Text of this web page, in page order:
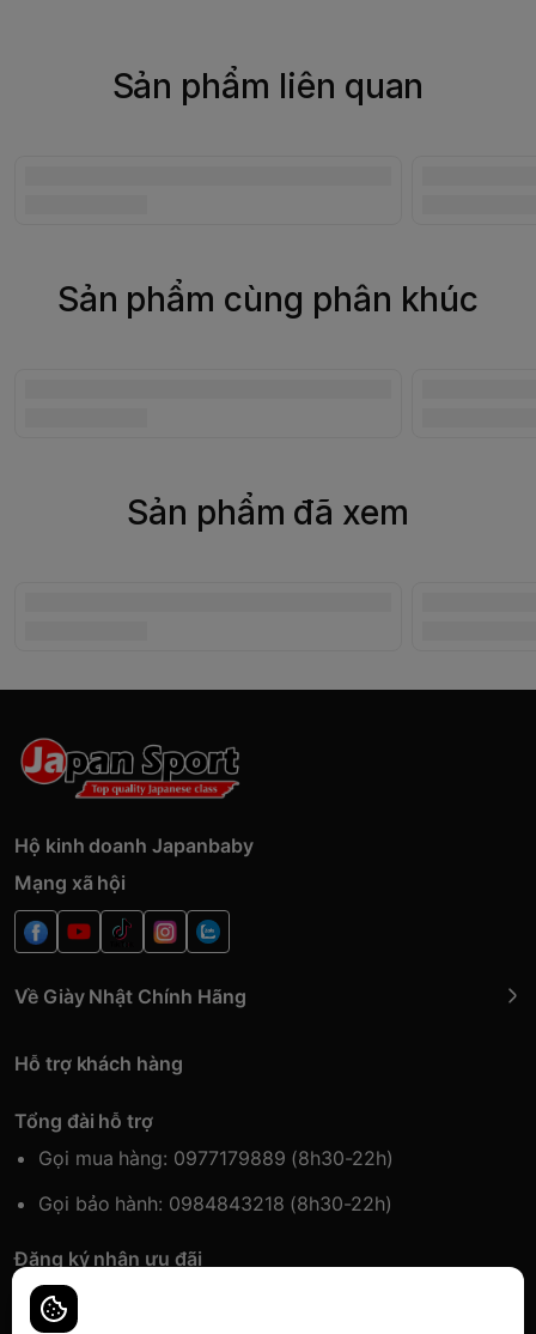
Sản phẩm liên quan
Sản phẩm cùng phân khúc
Sản phẩm đã xem
Hộ kinh doanh Japanbaby
Mạng xã hội
Về Giày Nhật Chính Hãng
Hỗ trợ khách hàng
Tổng đài hỗ trợ
Gọi mua hàng: 0977179889 (8h30-22h)
Gọi bảo hành: 0984843218 (8h30-22h)
Đăng ký nhận ưu đãi
Đăng kí để nhận thông tin ưu đãi sớm nhất.